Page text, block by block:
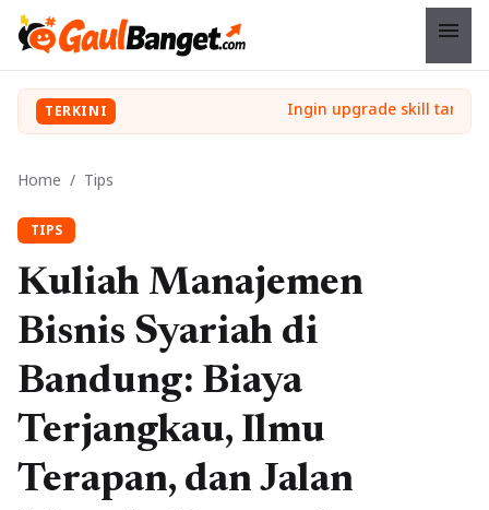
menu
TERKINI
Home / Tips
TIPS
Kuliah Manajemen
Bisnis Syariah di
Bandung: Biaya
Terjangkau, Ilmu
Terapan, dan Jalan